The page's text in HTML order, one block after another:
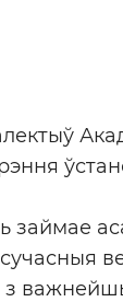
займае
з